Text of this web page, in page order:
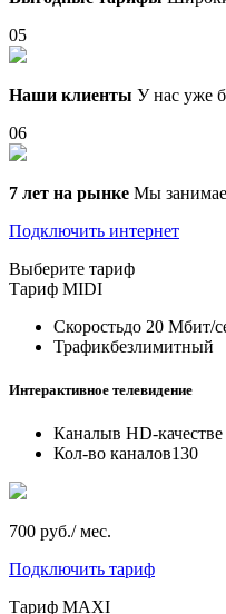
05
Наши клиенты У нас уже
06
7 лет на рынке Мы
Подключить интернет
Выберите тариф
Тариф MIDI
Скоростьдо 20 Мбит/
Трафикбезлимитный
Интерактивное телевидение
Каналыв HD-качестве
Кол-во каналов130
700 руб./ мес.
Подключить тариф
Тариф MAXI